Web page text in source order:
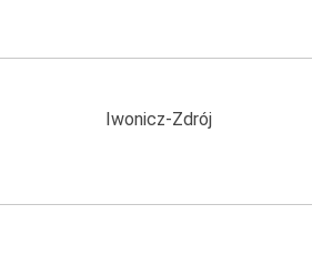
Iwonicz-Zdrój